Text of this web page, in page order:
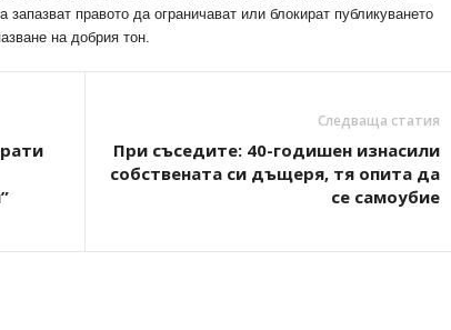
правото да ограничават или блокират публикуването
на добрия тон.
Следваща статия
При съседите: 40-годишен изнасили
собствената си дъщеря, тя опита да
се самоубие